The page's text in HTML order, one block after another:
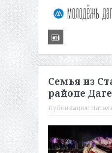
Семья из
районе
Публикация: